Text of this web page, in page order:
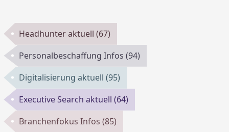
Headhunter aktuell(67)
Personalbeschaffung Infos(94)
Digitalisierung aktuell(95)
Executive Search aktuell(64)
Branchenfokus Infos(85)